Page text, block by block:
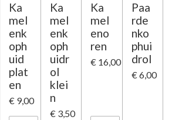
Ka
mel
enk
oph
uid
plat
en
€ 9,00
Ka
mel
enk
oph
uidr
ol
klei
n
€ 3,50
Ka
mel
eno
ren
€ 16,00
Paa
rde
nko
phui
drol
€ 6,00